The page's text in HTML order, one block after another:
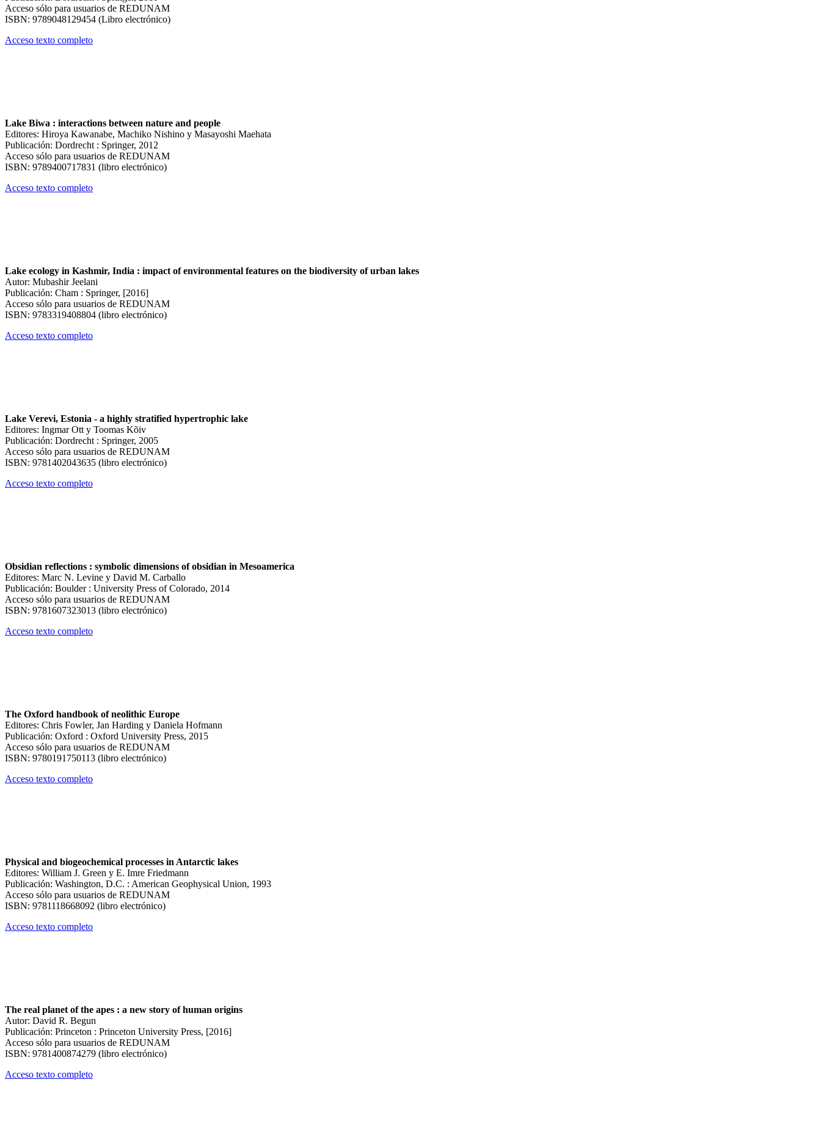
Acceso sólo para usuarios de REDUNAM
ISBN: 9789048129454 (Libro electrónico)
Acceso texto completo
Lake Biwa : interactions between nature and people
Editores: Hiroya Kawanabe, Machiko Nishino y Masayoshi Maehata
Publicación: Dordrecht : Springer, 2012
Acceso sólo para usuarios de REDUNAM
ISBN: 9789400717831 (libro electrónico)
Acceso texto completo
Lake ecology in Kashmir, India : impact of environmental features on the biodiversity of urban lakes
Autor: Mubashir Jeelani
Publicación: Cham : Springer, [2016]
Acceso sólo para usuarios de REDUNAM
ISBN: 9783319408804 (libro electrónico)
Acceso texto completo
Lake Verevi, Estonia - a highly stratified hypertrophic lake
Editores: Ingmar Ott y Toomas Kõiv
Publicación: Dordrecht : Springer, 2005
Acceso sólo para usuarios de REDUNAM
ISBN: 9781402043635 (libro electrónico)
Acceso texto completo
Obsidian reflections : symbolic dimensions of obsidian in Mesoamerica
Editores: Marc N. Levine y David M. Carballo
Publicación: Boulder : University Press of Colorado, 2014
Acceso sólo para usuarios de REDUNAM
ISBN: 9781607323013 (libro electrónico)
Acceso texto completo
The Oxford handbook of neolithic Europe
Editores: Chris Fowler, Jan Harding y Daniela Hofmann
Publicación: Oxford : Oxford University Press, 2015
Acceso sólo para usuarios de REDUNAM
ISBN: 9780191750113 (libro electrónico)
Acceso texto completo
Physical and biogeochemical processes in Antarctic lakes
Editores: William J. Green y E. Imre Friedmann
Publicación: Washington, D.C. : American Geophysical Union, 1993
Acceso sólo para usuarios de REDUNAM
ISBN: 9781118668092 (libro electrónico)
Acceso texto completo
The real planet of the apes : a new story of human origins
Autor: David R. Begun
Publicación: Princeton : Princeton University Press, [2016]
Acceso sólo para usuarios de REDUNAM
ISBN: 9781400874279 (libro electrónico)
Acceso texto completo